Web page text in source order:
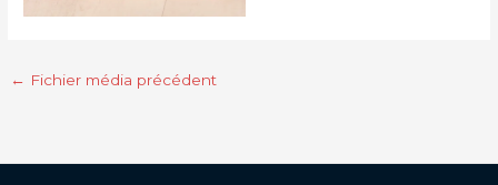
← Fichier média précédent